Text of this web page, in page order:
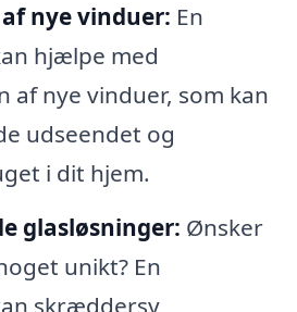
nye vinduer: En
hjælpe med
af nye vinduer, som kan
udseendet og
i dit hjem.
glasløsninger: Ønsker
unikt? En
skræddersy